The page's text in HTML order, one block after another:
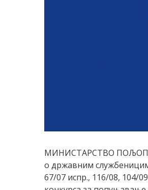
МИНИСТАРСТВО
о државним
67/07 испр., 116/08, 104/